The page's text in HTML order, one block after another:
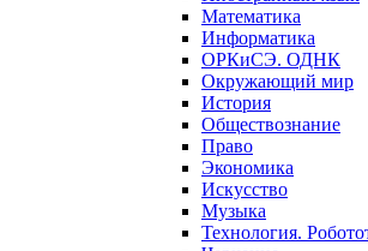
Математика
Информатика
ОРКиСЭ. ОДНК
Окружающий мир
История
Обществознание
Право
Экономика
Искусство
Музыка
Технология.